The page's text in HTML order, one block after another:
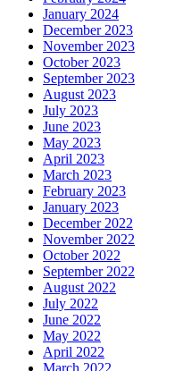
January 2024
December 2023
November 2023
October 2023
September 2023
August 2023
July 2023
June 2023
May 2023
April 2023
March 2023
February 2023
January 2023
December 2022
November 2022
October 2022
September 2022
August 2022
July 2022
June 2022
May 2022
April 2022
March 2022